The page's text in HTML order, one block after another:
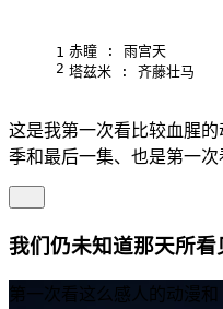
1
2
赤瞳 : 雨宫天
塔兹米 : 齐藤壮马
这是我第一次看比较血腥
季和最后一集、也是第一次
我们仍未知道那天所看
第一次看这么感人的动漫和